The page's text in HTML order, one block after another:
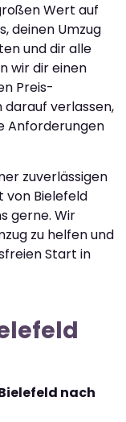
Wert auf
deinen Umzug
und dir alle
wir dir einen
Preis-
darauf verlassen,
Anforderungen
zuverlässigen
von Bielefeld
gerne. Wir
zu helfen und
Start in
nach